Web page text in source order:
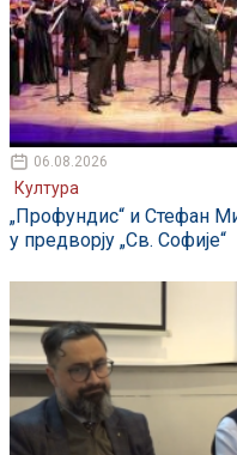
06.08.2026
Култура
„Профундис“ и Стефан
у предворју „Св. Софије“